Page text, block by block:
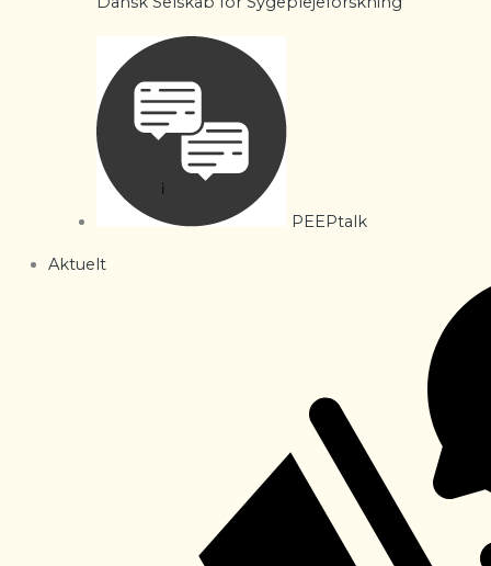
PEEPtalk
Aktuelt